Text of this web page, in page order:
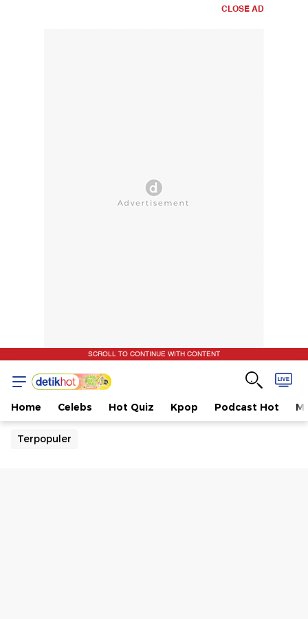
CLOSE AD
SCROLL TO CONTINUE WITH CONTENT
Home Celebs Hot Quiz Kpop Podcast Hot
Terpopuler